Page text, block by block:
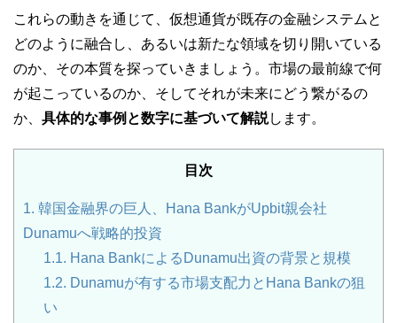
これらの動きを通じて、仮想通貨が既存の金融システムと
どのように融合し、あるいは新たな領域を切り開いている
のか、その本質を探っていきましょう。市場の最前線で何
が起こっているのか、そしてそれが未来にどう繋がるの
か、 具体的な事例と数字に基づいて解説します。
目次
1. 韓国金融界の巨人、Hana BankがUpbit親会社
Dunamuへ戦略的投資
1.1. Hana BankによるDunamu出資の背景と規模
1.2. Dunamuが有する市場支配力とHana Bankの狙
い